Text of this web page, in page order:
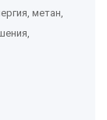
метан,